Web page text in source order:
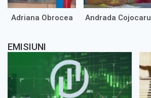
Adriana Obrocea Andrada Cojocaru
EMISIUNI